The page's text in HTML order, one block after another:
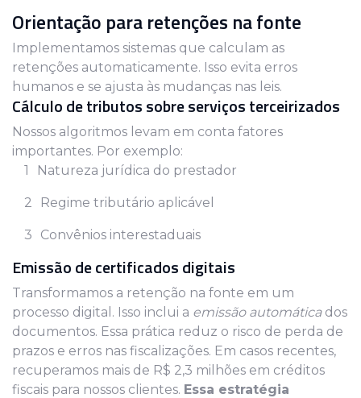
Orientação para retenções na fonte
Implementamos sistemas que calculam as
retenções automaticamente. Isso evita erros
humanos e se ajusta às mudanças nas leis.
Cálculo de tributos sobre serviços terceirizados
Nossos algoritmos levam em conta fatores
importantes. Por exemplo:
Natureza jurídica do prestador
Regime tributário aplicável
Convênios interestaduais
Emissão de certificados digitais
Transformamos a retenção na fonte em um
processo digital. Isso inclui a emissão automáticados
documentos. Essa prática reduz o risco de perda de
prazos e erros nas fiscalizações. Em casos recentes,
recuperamos mais de R$ 2,3 milhões em créditos
fiscais para nossos clientes. Essa estratégia